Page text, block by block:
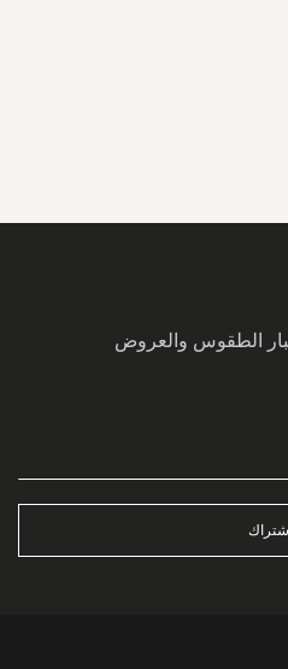
الطقوس والعروض